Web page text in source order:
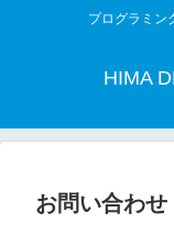
プログラミン
HIMA
お問い合わせ